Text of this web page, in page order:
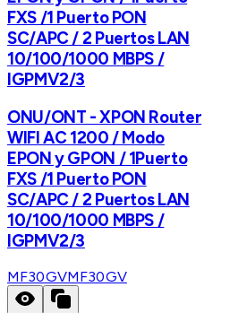
FXS /1 Puerto PON
SC/APC / 2 Puertos LAN
10/100/1000 MBPS /
IGPMV2/3
ONU/ONT - XPON Router
WIFI AC 1200 / Modo
EPON y GPON / 1Puerto
FXS /1 Puerto PON
SC/APC / 2 Puertos LAN
10/100/1000 MBPS /
IGPMV2/3
MF30GVMF30GV